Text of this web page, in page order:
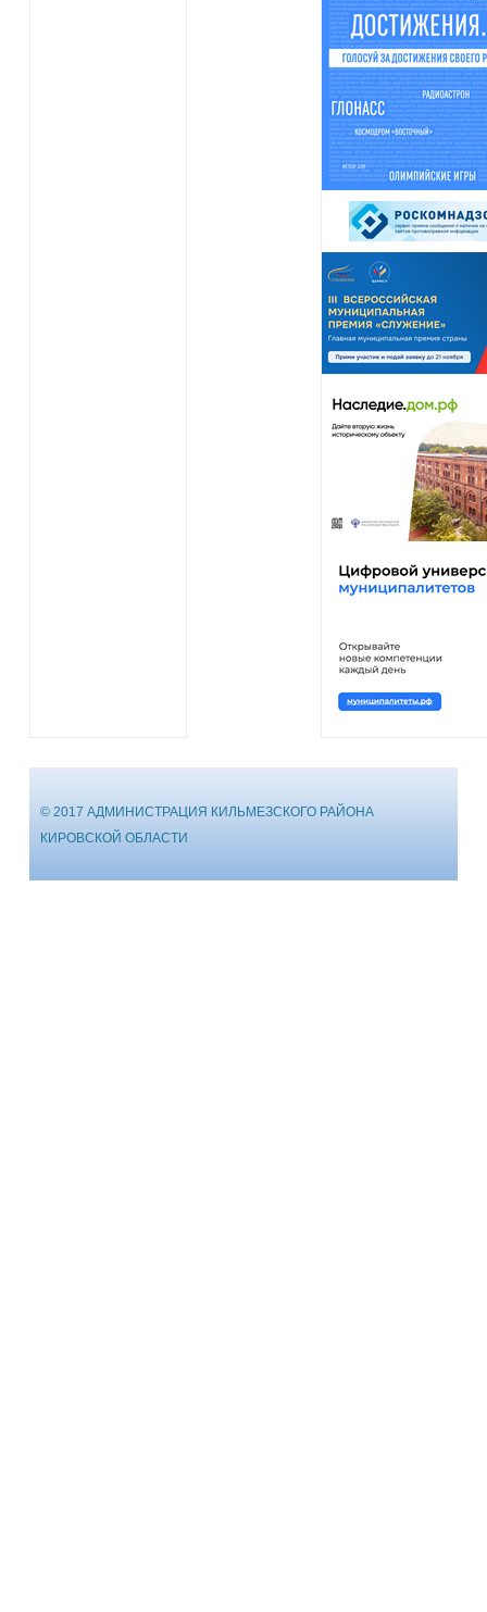
© 2017 АДМИНИСТРАЦИЯ КИЛЬМЕЗСКОГО РАЙОНА
КИРОВСКОЙ ОБЛАСТИ